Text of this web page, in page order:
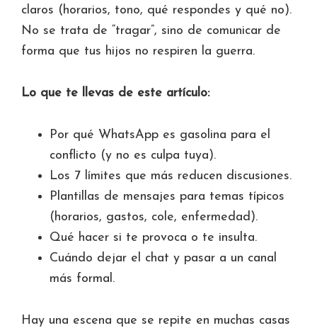
claros (horarios, tono, qué respondes y qué no).
No se trata de “tragar”, sino de comunicar de
forma que tus hijos no respiren la guerra.
Lo que te llevas de este artículo:
Por qué WhatsApp es gasolina para el
conflicto (y no es culpa tuya).
Los 7 límites que más reducen discusiones.
Plantillas de mensajes para temas típicos
(horarios, gastos, cole, enfermedad).
Qué hacer si te provoca o te insulta.
Cuándo dejar el chat y pasar a un canal
más formal.
Hay una escena que se repite en muchas casas